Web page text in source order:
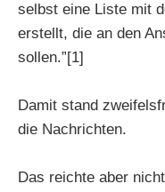
selbst eine Liste mit
erstellt, die an den
sollen.”[1]
Damit stand
die Nachrichten.
Das reichte aber